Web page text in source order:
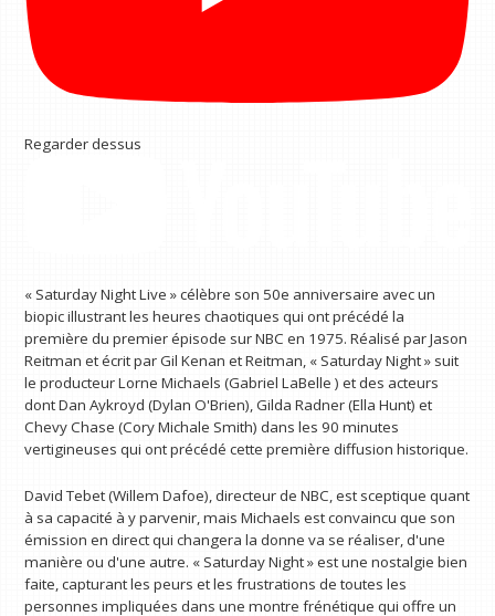
Regarder dessus
« Saturday Night Live » célèbre son 50e anniversaire avec un
biopic illustrant les heures chaotiques qui ont précédé la
première du premier épisode sur NBC en 1975. Réalisé par Jason
Reitman et écrit par Gil Kenan et Reitman, « Saturday Night » suit
le producteur Lorne Michaels (Gabriel LaBelle ) et des acteurs
dont Dan Aykroyd (Dylan O'Brien), Gilda Radner (Ella Hunt) et
Chevy Chase (Cory Michale Smith) dans les 90 minutes
vertigineuses qui ont précédé cette première diffusion historique.
David Tebet (Willem Dafoe), directeur de NBC, est sceptique quant
à sa capacité à y parvenir, mais Michaels est convaincu que son
émission en direct qui changera la donne va se réaliser, d'une
manière ou d'une autre. « Saturday Night » est une nostalgie bien
faite, capturant les peurs et les frustrations de toutes les
personnes impliquées dans une montre frénétique qui offre un